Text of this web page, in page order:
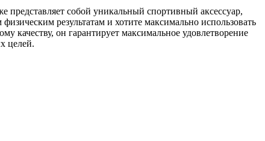
собой уникальный спортивный аксессуар,
результатам и хотите максимально использовать
качеству, он гарантирует максимальное удовлетворение
целей.